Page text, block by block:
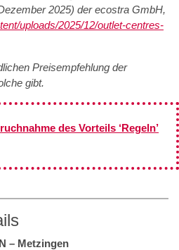
2025) der ecostra GmbH,
uploads/2025/12/outlet-centres-
Preisempfehlung der
gibt.
des Vorteils ‘Regeln’
– Metzingen